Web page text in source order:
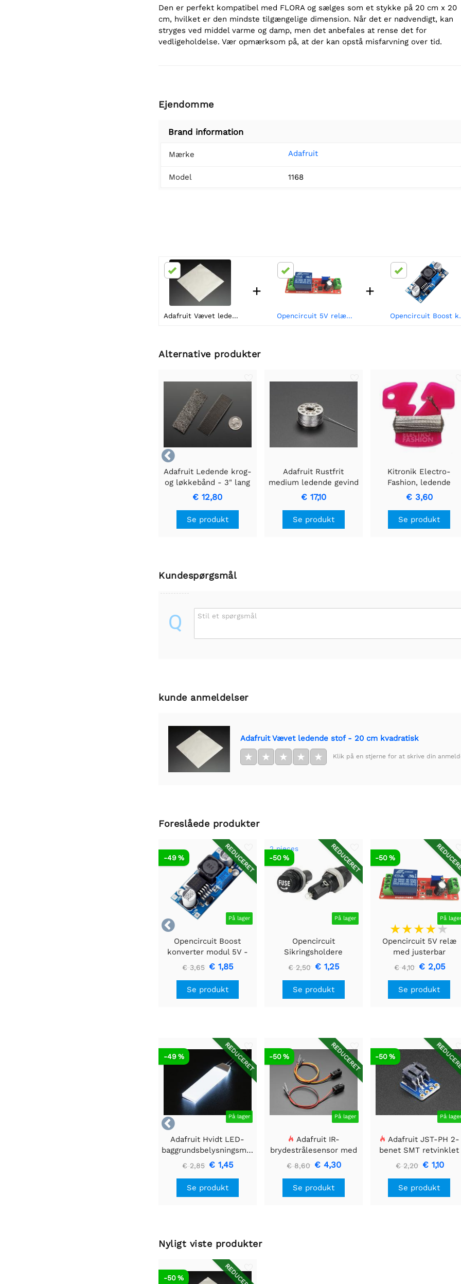
Den er perfekt kompatibel med FLORA og sælges som et stykke på 20 cm x 20
cm, hvilket er den mindste tilgængelige dimension. Når det er nødvendigt, kan
stryges ved middel varme og damp, men det anbefales at rense det for
vedligeholdelse. Vær opmærksom på, at der kan opstå misfarvning over tid.
Ejendomme
Brand information
Mærke Adafruit
Model 1168
Adafruit Vævet ledende stof - 20 cm kvadratisk
+
Opencircuit 5V relæ med justerbar forsinkelse (0S - 10S)
+
Alternative produkter

Adafruit Ledende krog-
og løkkebånd - 3" lang
€ 12,80
Se produkt
Adafruit Rustfrit
medium ledende gevind
- 3-lags - 18 meter/60
fod
€ 17,10
Se produkt
Kitronik Electro-
Fashion, ledende
gevind, 6m
€ 3,60
Se produkt
Kundespørgsmål
Q Stil et spørgsmål
kunde anmeldelser
Adafruit Vævet ledende stof - 20 cm kvadratisk
★ ★ ★ ★ ★ Klik på en stjerne for at skrive din
Foreslåede produkter

REDUCERET
På lager
-49 %
Opencircuit Boost
konverter modul 5V -
35V XL6009
€ 3,65 € 1,85
Se produkt
REDUCERET
2 pieces
På lager
-50 %
Opencircuit
Sikringsholdere
5x20mm
Panelmontering - 2 stk
€ 2,50 € 1,25
Se produkt
På
-50 %
Opencircuit 5V relæ
med justerbar
forsinkelse (0S - 10S)
€ 4,10 € 2,05
Se produkt

REDUCERET
På lager
-49 %
Adafruit Hvidt LED-
baggrundsbelysningsmodul
- Lille 12mm x 40mm
€ 2,85 € 1,45
Se produkt
REDUCERET
På lager
-50 %
Adafruit IR-
brydestrålesensor med
premium ledningsstuds
- 5 mm LED'er
€ 8,60 € 4,30
Se produkt
På
-50 %
Adafruit JST-PH 2-
benet SMT retvinklet
breakout board
€ 2,20 € 1,10
Se produkt
Nyligt viste produkter
-50 %